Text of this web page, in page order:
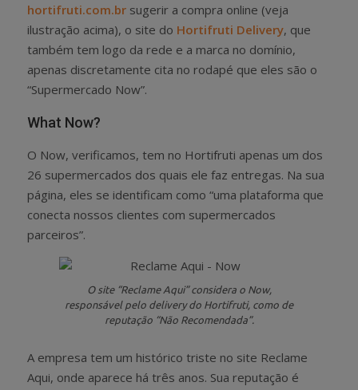
hortifruti.com.br sugerir a compra online (veja
ilustração acima), o site do Hortifruti Delivery, que
também tem logo da rede e a marca no domínio,
apenas discretamente cita no rodapé que eles são o
“Supermercado Now”.
What Now?
O Now, verificamos, tem no Hortifruti apenas um dos
26 supermercados dos quais ele faz entregas. Na sua
página, eles se identificam como “uma plataforma que
conecta nossos clientes com supermercados
parceiros”.
O site “Reclame Aqui” considera o Now,
responsável pelo delivery do Hortifruti, como de
reputação “Não Recomendada”.
A empresa tem um histórico triste no site Reclame
Aqui, onde aparece há três anos. Sua reputação é